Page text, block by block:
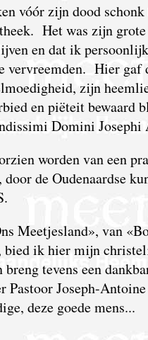
vóór zijn dood
Het was zijn
en dat ik
vervreemden. Hier gaf
zijn
en piëteit bewaard
Domini Josephi
worden van een
door de Oudenaardse
Meetjesland», van
bied ik hier mijn
tevens een
Pastoor Joseph-
deze goede mens...